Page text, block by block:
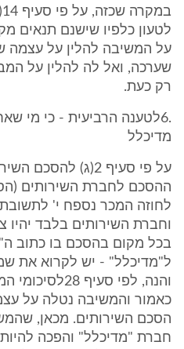
לטעון כלפיו שישנם תנאים
על המשיבה להלין על עצמה
שערכה, ואל לה להלין על
רק כעת.
.6לטענה הרביעית - כי מי
מדיכלל
על פי סעיף 2(ג)
לחוזה המכר נספח י'
וחברת השירותים בלבד יהיו
בכל מקום בהסכם בו כתוב
ל"מדיכלל" - יש לקרוא את
והנה, לפי
כאמור והמשיבה נטלה על
הסכם השירותים. מכאן,
חברת "מדיכלל" והפכה